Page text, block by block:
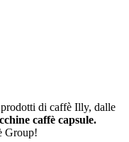
di caffè Illy, dalle
caffè capsule.
Group!